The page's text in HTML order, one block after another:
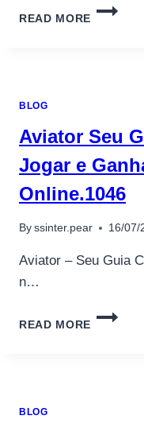
READ MORE
–
BLOG
Aviator Seu
Jogar e
Online.1046
By ssinter.pear 16/07/
Aviator – Seu Guia
n…
READ MORE
AVIATOR
BLOG